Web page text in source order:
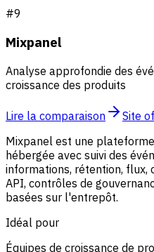
#9
Mixpanel
Analyse approfondie des
croissance des produits
Lire la comparaison
Site
Mixpanel est une
hébergée avec suivi des
informations, rétention, flux,
API, contrôles de
basées sur l'entrepôt.
Idéal pour
Équipes de croissance de